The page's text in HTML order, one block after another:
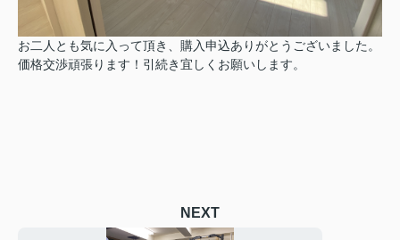
お二人とも気に入って頂き、購入申込ありがとうございました。
価格交渉頑張ります！引続き宜しくお願いします。
NEXT